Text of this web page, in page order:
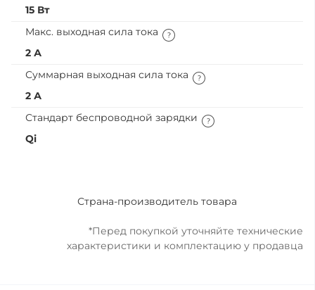
15 Вт
Макс. выходная сила тока
2 А
Суммарная выходная сила тока
2 А
Стандарт беспроводной зарядки
Qi
Страна-производитель товара
*Перед покупкой уточняйте технические
характеристики и комплектацию у продавца